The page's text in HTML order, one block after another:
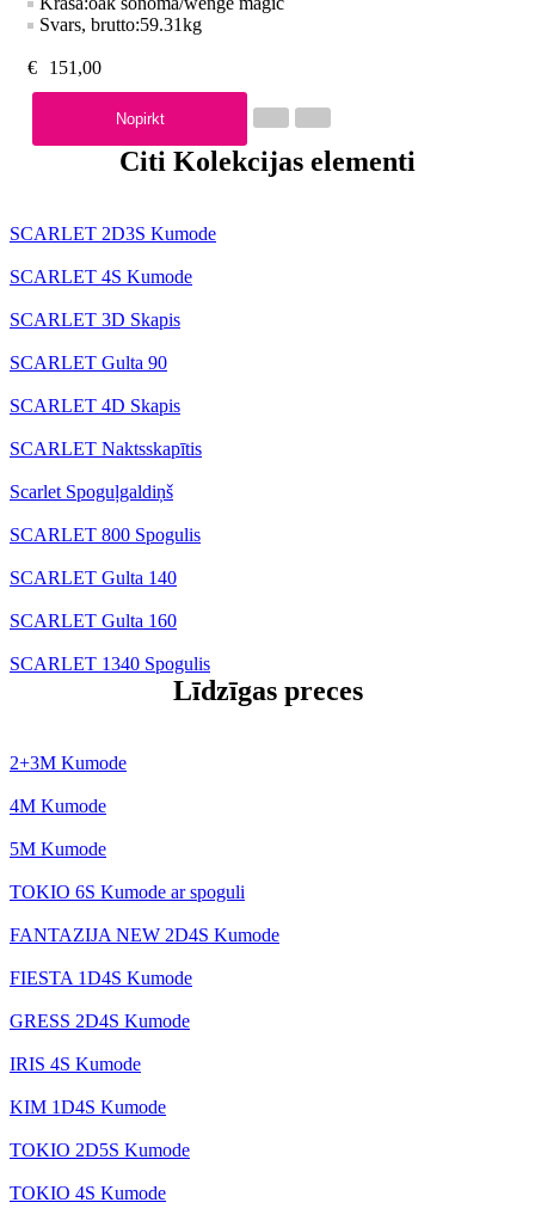
Svars, brutto:59.31kg
€ 151,00
Nopirkt
Citi Kolekcijas elementi
SCARLET 2D3S Kumode
SCARLET 4S Kumode
SCARLET 3D Skapis
SCARLET Gulta 90
SCARLET 4D Skapis
SCARLET Naktsskapītis
Scarlet Spoguļgaldiņš
SCARLET 800 Spogulis
SCARLET Gulta 140
SCARLET Gulta 160
SCARLET 1340 Spogulis
Līdzīgas preces
2+3M Kumode
4M Kumode
5M Kumode
TOKIO 6S Kumode ar spoguli
FANTAZIJA NEW 2D4S Kumode
FIESTA 1D4S Kumode
GRESS 2D4S Kumode
IRIS 4S Kumode
KIM 1D4S Kumode
TOKIO 2D5S Kumode
TOKIO 4S Kumode